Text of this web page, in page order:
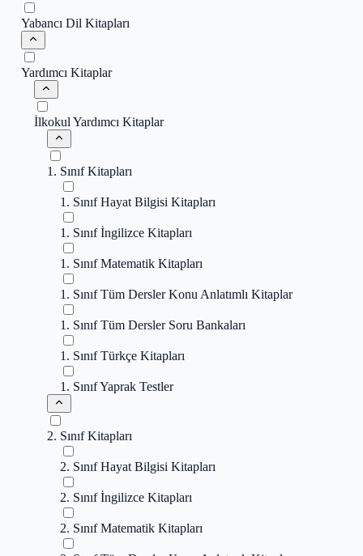
Yabancı Dil Kitapları
Yardımcı Kitaplar
İlkokul Yardımcı Kitaplar
1. Sınıf Kitapları
1. Sınıf Hayat Bilgisi Kitapları
1. Sınıf İngilizce Kitapları
1. Sınıf Matematik Kitapları
1. Sınıf Tüm Dersler Konu Anlatımlı Kitaplar
1. Sınıf Tüm Dersler Soru Bankaları
1. Sınıf Türkçe Kitapları
1. Sınıf Yaprak Testler
2. Sınıf Kitapları
2. Sınıf Hayat Bilgisi Kitapları
2. Sınıf İngilizce Kitapları
2. Sınıf Matematik Kitapları